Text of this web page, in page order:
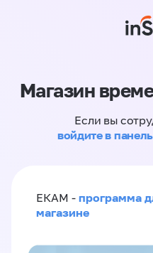
Магазин
Если вы
войдите в
ЕКАМ - программа
магазине